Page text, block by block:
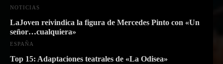
NOTICIAS
LaJoven reivindica la figura de Mercedes Pinto con «Un
señor…cualquiera»
ESPAÑA
Top 15: Adaptaciones teatrales de «La Odisea»